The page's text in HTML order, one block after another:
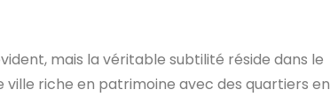
mais la véritable subtilité réside dans le
ville riche en patrimoine avec des quartiers en